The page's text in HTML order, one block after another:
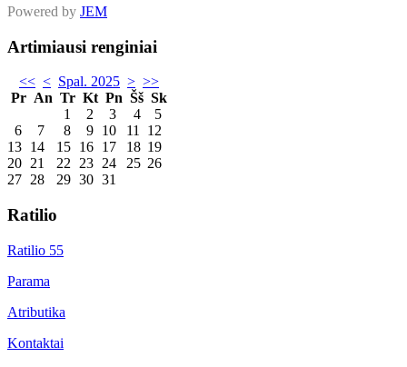
Powered by JEM
Artimiausi renginiai
<< < Spal. 2025 > >>
Pr An Tr Kt Pn Šš Sk
1
2 3 4
5
6
7 8 9 10 11
12
13 14 15 16 17 18 19
20 21 22 23 24 25 26
27 28 29 30 31
Ratilio
Ratilio 55
Parama
Atributika
Kontaktai